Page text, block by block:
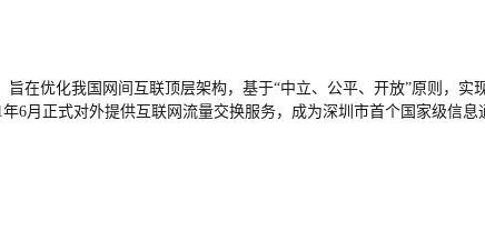
在优化我国网间互联顶层架构，基于“中立、公平、开放”原则，
6月正式对外提供互联网流量交换服务，成为深圳市首个国家级信